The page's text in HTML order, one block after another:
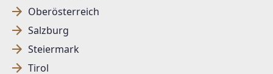
Oberösterreich
Salzburg
Steiermark
Tirol